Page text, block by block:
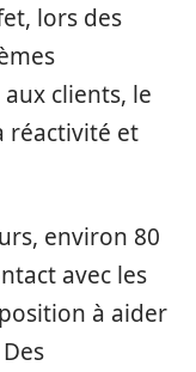
lors des
clients, le
réactivité et
environ 80
avec les
à aider